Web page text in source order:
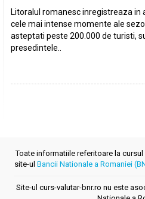
Litoralul romanesc inregistreaza in
cele mai intense momente ale
asteptati peste 200.000 de turisti,
presedintele..
Toate informatiile referitoare la
site-ul Bancii Nationale a Romaniei
Site-ul curs-valutar-bnr.ro nu este